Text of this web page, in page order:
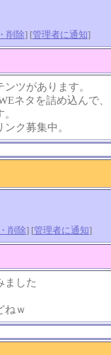
削除] [管理者に通知]
ツがあります。
ネタを詰め込んで、
ク募集中。
削除] [管理者に通知]
ました
ねｗ